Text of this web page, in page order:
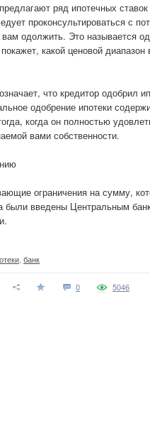
ряд ипотечных
проконсультироваться с
одолжить. Это называется
какой ценовой
что кредитор одобрил
одобрение ипотеки
когда он полностью
вами собственности.
ограничения на сумму,
были введены Центральным
банк
0 5046